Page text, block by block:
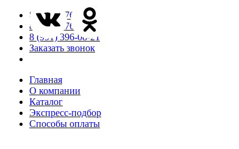
8 (846) 276-85-65
8 (846) 276-85-66
8 (991) 396-08-21
Заказать звонок
Главная
О компании
Каталог
Экспресс-подбор
Способы оплаты